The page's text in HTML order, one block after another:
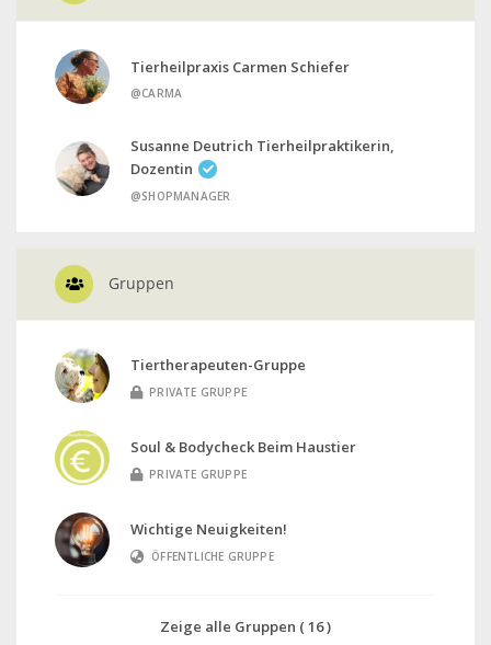
Tierheilpraxis Carmen Schiefer
@CARMA
Susanne Deutrich Tierheilpraktikerin,
Dozentin
@SHOPMANAGER
Gruppen
Tiertherapeuten-Gruppe
PRIVATE GRUPPE
Soul & Bodycheck Beim Haustier
PRIVATE GRUPPE
Wichtige Neuigkeiten!
ÖFFENTLICHE GRUPPE
Zeige alle Gruppen ( 16 )